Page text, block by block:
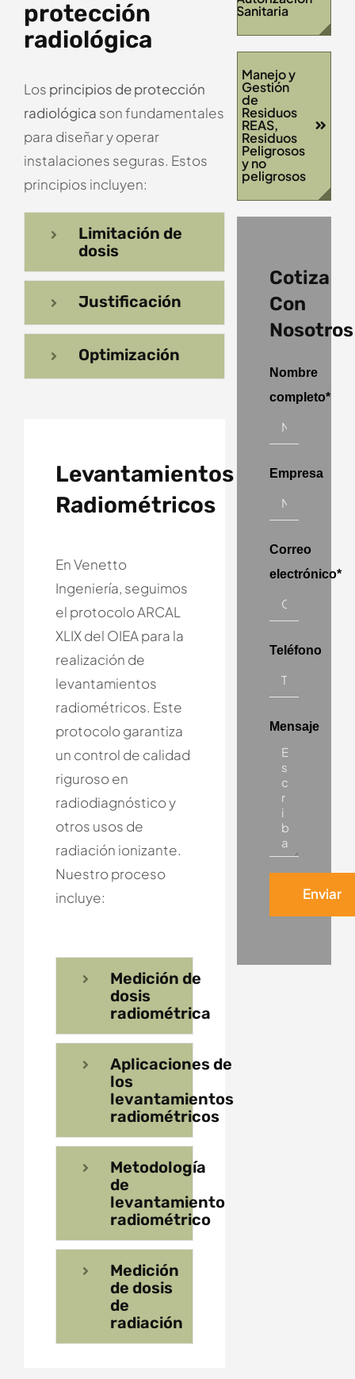
protección
radiológica
Los principios de protección
radiológica son fundamentales
para diseñar y operar
instalaciones seguras. Estos
principios incluyen:
Limitación de
dosis
Justificación
Optimización
Levantamientos
Radiométricos
En Venetto
Ingeniería, seguimos
el protocolo ARCAL
XLIX del OIEA para la
realización de
levantamientos
radiométricos. Este
protocolo garantiza
un control de calidad
riguroso en
radiodiagnóstico y
otros usos de
radiación ionizante.
Nuestro proceso
incluye:
Medición de
dosis
radiométrica
Aplicaciones de
los
levantamientos
radiométricos
Metodología
de
levantamiento
radiométrico
Medición
de dosis
de
radiación
Sanitaria
Manejo y
Gestión
de
Residuos
REAS,
Residuos
Peligrosos
y no
peligrosos
Cotiza
Con
Nosotros
Nombre
completo*
Empresa
Correo
electrónico*
Teléfono
Mensaje